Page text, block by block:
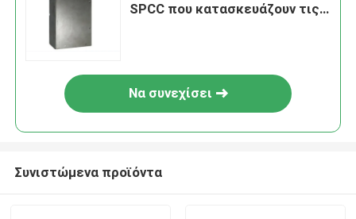
SPCC που κατασκευάζουν τις
Να συνεχίσει
Συνιστώμενα προϊόντα